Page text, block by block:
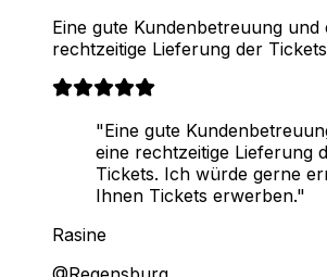
Eine gute Kundenbetreuung und
rechtzeitige Lieferung der
"Eine gute
eine rechtzeitige Lieferung
Tickets. Ich würde gerne
Ihnen Tickets erwerben."
Rasine